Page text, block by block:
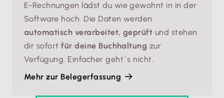
E-Rechnungen lädst du wie gewohnt in in der
Software hoch. Die Daten werden
automatisch verarbeitet, geprüft und stehen
dir sofortfür deine Buchhaltung zur
Verfügung. Einfacher geht´s nicht.
Mehr zur Belegerfassung